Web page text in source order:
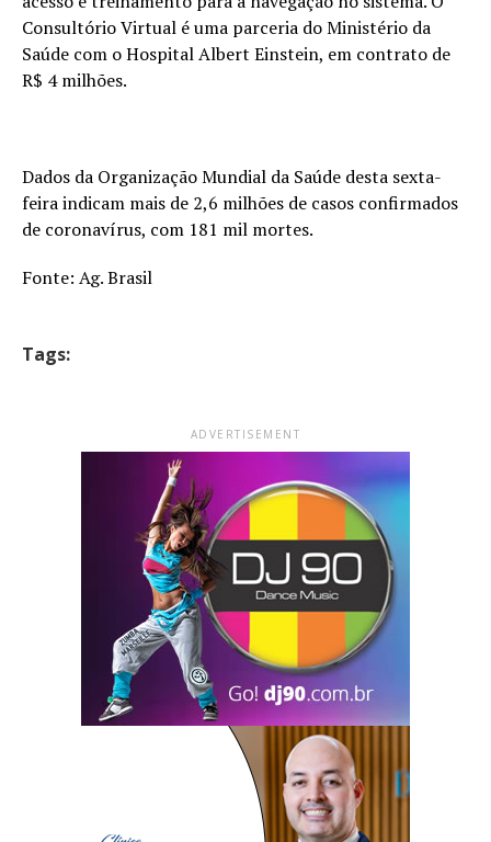
Consultório Virtual é uma parceria do Ministério da
Saúde com o Hospital Albert Einstein, em contrato de
R$ 4 milhões.
Dados da Organização Mundial da Saúde desta sexta-
feira indicam mais de 2,6 milhões de casos confirmados
de coronavírus, com 181 mil mortes.
Fonte: Ag. Brasil
Tags:
ADVERTISEMENT